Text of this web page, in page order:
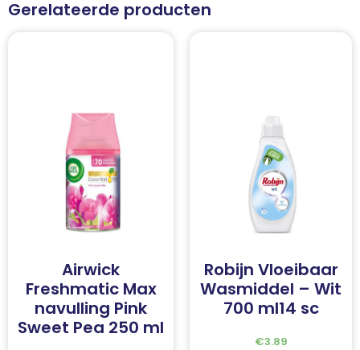
Gerelateerde producten
Airwick
Freshmatic Max
navulling Pink
Sweet Pea 250 ml
Robijn Vloeibaar
Wasmiddel – Wit
700 ml14 sc
€3.89